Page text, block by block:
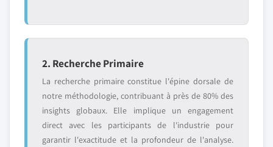
2. Recherche Primaire
La recherche primaire constitue l'épine dorsale de
notre méthodologie, contribuant à près de 80% des
insights globaux. Elle implique un engagement
direct avec les participants de l'industrie pour
garantir l'exactitude et la profondeur de l'analyse.